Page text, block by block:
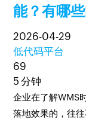
能？有哪
2026-04-29
低代码平台
69
5 分钟
企业在了解WMS
落地效果的，往